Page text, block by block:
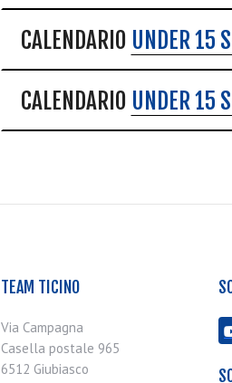
CALENDARIO UNDER 15
CALENDARIO UNDER 15
TEAM TICINO
Via Campagna
Casella postale 965
6512 Giubiasco